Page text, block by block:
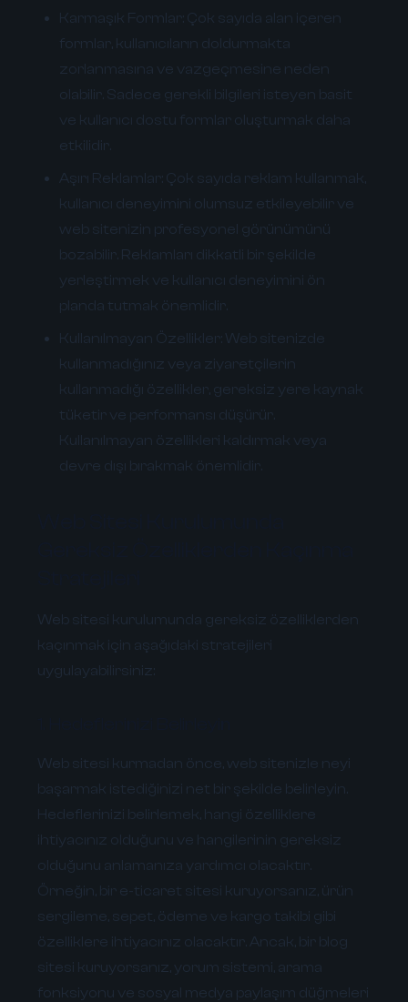
Karmaşık Formlar: Çok sayıda alan içeren
formlar, kullanıcıların doldurmakta
zorlanmasına ve vazgeçmesine neden
olabilir. Sadece gerekli bilgileri isteyen basit
ve kullanıcı dostu formlar oluşturmak daha
etkilidir.
Aşırı Reklamlar: Çok sayıda reklam kullanmak,
kullanıcı deneyimini olumsuz etkileyebilir ve
web sitenizin profesyonel görünümünü
bozabilir. Reklamları dikkatli bir şekilde
yerleştirmek ve kullanıcı deneyimini ön
planda tutmak önemlidir.
Kullanılmayan Özellikler: Web sitenizde
kullanmadığınız veya ziyaretçilerin
kullanmadığı özellikler, gereksiz yere kaynak
tüketir ve performansı düşürür.
Kullanılmayan özellikleri kaldırmak veya
devre dışı bırakmak önemlidir.
Web sitesi kurulumunda gereksiz özelliklerden
kaçınmak için aşağıdaki stratejileri
uygulayabilirsiniz:
Web sitesi kurmadan önce, web sitenizle neyi
başarmak istediğinizi net bir şekilde belirleyin.
Hedeflerinizi belirlemek, hangi özelliklere
ihtiyacınız olduğunu ve hangilerinin gereksiz
olduğunu anlamanıza yardımcı olacaktır.
Örneğin, bir e-ticaret sitesi kuruyorsanız, ürün
sergileme, sepet, ödeme ve kargo takibi gibi
özelliklere ihtiyacınız olacaktır. Ancak, bir blog
sitesi kuruyorsanız, yorum sistemi, arama
fonksiyonu ve sosyal medya paylaşım düğmeleri